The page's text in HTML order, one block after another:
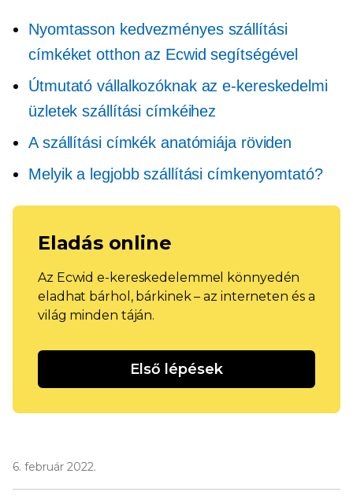
Nyomtasson kedvezményes szállítási
címkéket otthon az Ecwid segítségével
Útmutató vállalkozóknak az e-kereskedelmi
üzletek szállítási címkéihez
A szállítási címkék anatómiája röviden
Melyik a legjobb szállítási címkenyomtató?
Eladás online
Az Ecwid e-kereskedelemmel könnyedén
eladhat bárhol, bárkinek – az interneten és a
világ minden táján.
Első lépések
6. február 2022.